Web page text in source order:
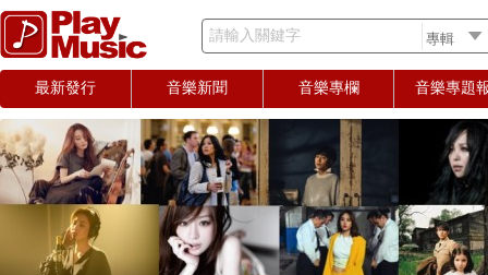
請輸入關鍵字
最新發行 音樂新聞 音樂專欄 音樂專題